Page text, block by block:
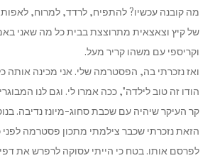
מה קובנה עכשיו? להתפיח, לרדד, למרוח,
של קיץ וצאצאית מתרוצצת בבית כל מה שאני
וקריספי עם משהו קריר מעל.
ואז נזכרתי בה, הפסטרמה שלי. אני מכינה אותה
הודו זה טוב לילדה", ככה אמרו לי. וגם לנו
קר העיקר שיהיה עם שכבת סחוג-מיונז נדיבה.
הזאת נזכרתי שכבר צילמתי מתכון פסטרמה
לפרסם אותו. בטח כי הייתי עסוקה לרפרש את